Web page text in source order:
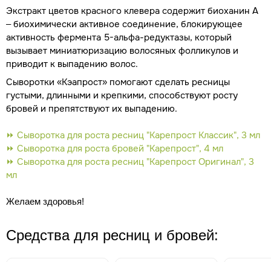
Экстракт цветов красного клевера содержит биоханин А
– биохимически активное соединение, блокирующее
активность фермента 5-альфа-редуктазы, который
вызывает миниатюризацию волосяных фолликулов и
приводит к выпадению волос.
Сыворотки «Кэапрост» помогают сделать ресницы
густыми, длинными и крепкими, способствуют росту
бровей и препятствуют их выпадению.
⏩ Сыворотка для роста ресниц "Карепрост Классик", 3 мл
⏩ Сыворотка для роста бровей "Карепрост", 4 мл
⏩ Сыворотка для роста ресниц "Карепрост Оригинал", 3
мл
Желаем здоровья!
Средства для ресниц и бровей: